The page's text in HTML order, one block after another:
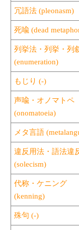
冗語法 (pleonasm)
死喩 (dead
列挙法・列挙・列
(enumeration)
もじり (-)
声喩・オノマトペ
(onomatoeia)
メタ言語
違反用法・語法違
(solecism)
代称・ケニング
(kenning)
殊句 (-)